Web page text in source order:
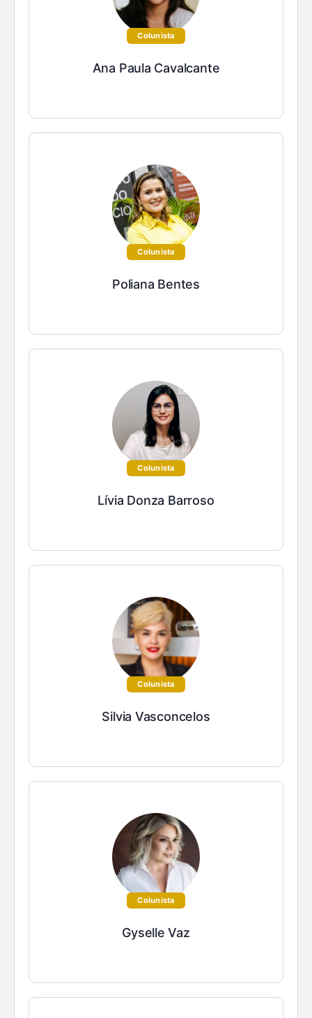
Colunista
Ana Paula Cavalcante
Colunista
Poliana Bentes
Colunista
Lívia Donza Barroso
Colunista
Silvia Vasconcelos
Colunista
Gyselle Vaz